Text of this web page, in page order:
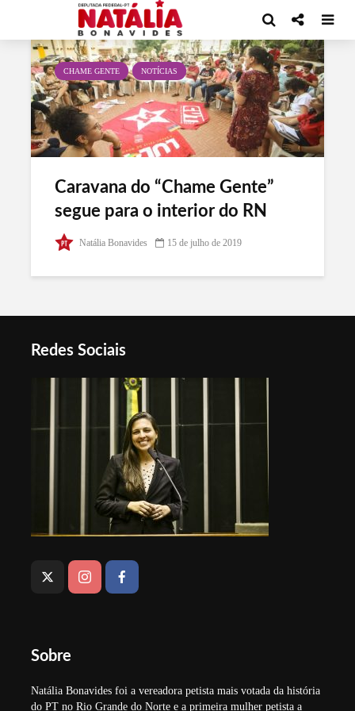
Tag - Conjuntura Política
CHAME GENTE NOTÍCIAS
Caravana do “Chame Gente”
segue para o interior do RN
Natália Bonavides 15 de julho de 2019
Redes Sociais
Sobre
Natália Bonavides foi a vereadora petista mais votada da história
do PT no Rio Grande do Norte e a primeira mulher petista a